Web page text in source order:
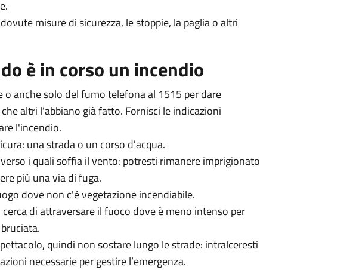
misure di sicurezza, le stoppie, la paglia o altri
è in corso un incendio
o anche solo del fumo telefona al 1515 per dare
che altri l'abbiano già fatto. Fornisci le indicazioni
l'incendio.
una strada o un corso d'acqua.
i quali soffia il vento: potresti rimanere imprigionato
più una via di fuga.
dove non c'è vegetazione incendiabile.
di attraversare il fuoco dove è meno intenso per
quindi non sostare lungo le strade: intralceresti
necessarie per gestire l’emergenza.